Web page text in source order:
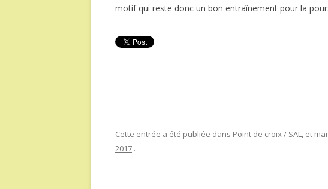
motif qui reste donc un bon entraînement pour la
Cette entrée a été publiée dans Point de croix / SAL, et
2017 .